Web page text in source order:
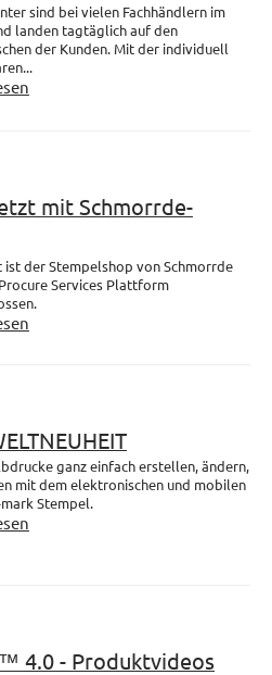
sind bei vielen Fachhändlern im
landen tagtäglich auf den
der Kunden. Mit der individuell
mit Schmorrde-
der Stempelshop von Schmorrde
Services Plattform
ganz einfach erstellen, ändern,
mit dem elektronischen und mobilen
mark Stempel.
4.0 - Produktvideos